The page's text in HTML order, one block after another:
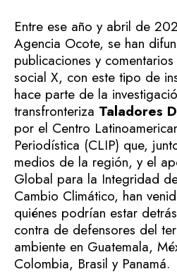
Entre ese año y abril de
Agencia Ocote, se han
publicaciones y
social X, con este tipo de
hace parte de la
transfronteriza Taladores
por el Centro
Periodística (CLIP) que,
medios de la región, y el
Global para la Integridad
Cambio Climático, han
quiénes podrían estar
contra de defensores del
ambiente en Guatemala,
Colombia, Brasil y Panamá.